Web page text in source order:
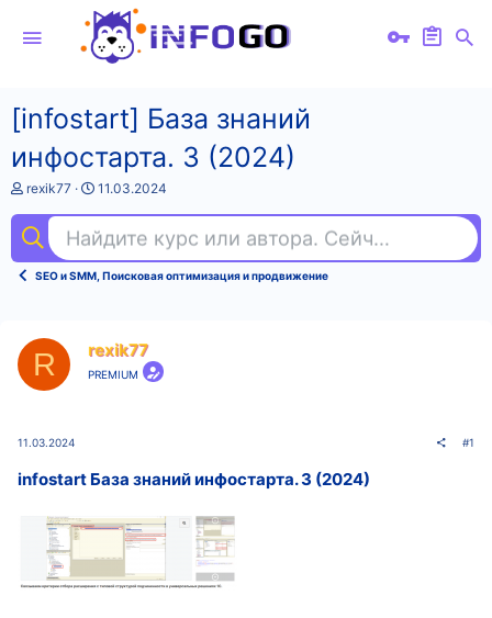
[infostart] База знаний
инфостарта. 3 (2024)
А
т
о
т
rexik77
Д
а
н
а
а
11.03.2024
Найдите курс или автора. Сейчас ищут
SEO и SMM, Поисковая оптимизация и продвижение
R rexik77
PREMIUM
11.03.2024 #1
infostart База знаний инфостарта. 3 (2024)